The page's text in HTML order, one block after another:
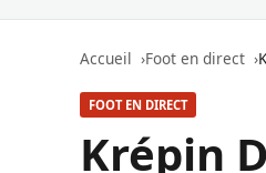
Accueil Foot en direct
FOOT EN DIRECT
Krépin